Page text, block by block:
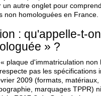
un autre onglet pour
non homologuées en France.
:
» ?
plaque d'immatriculation non
pas les spécifications
2009 (formats, matériaux,
marquages TPPR)